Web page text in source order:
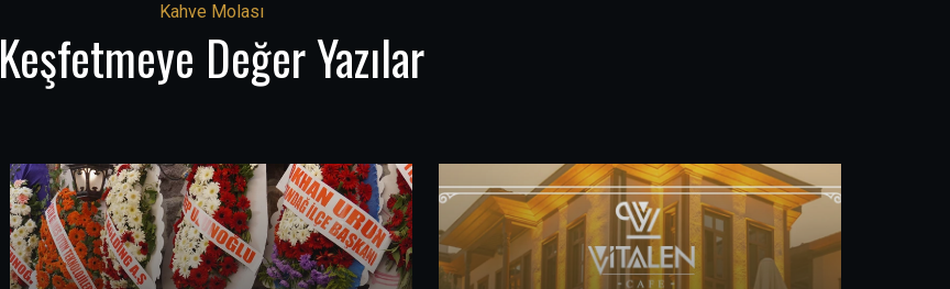
Kahve Molası
Keşfetmeye Değer Yazılar